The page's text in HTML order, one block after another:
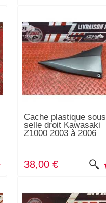
Cache plastique sous
selle droit Kawasaki
Z1000 2003 à 2006
38,00 €